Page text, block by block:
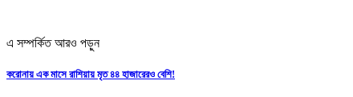
এ সম্পর্কিত আরও পড়ুন
করোনায় এক মাসে রাশিয়ায় মৃত ৪৪ হাজারেরও বেশি!